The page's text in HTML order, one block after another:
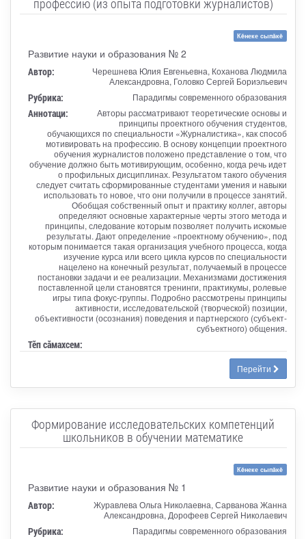
Кĕнеке сыпăкĕ
Развитие науки и образования № 2
Автор:
Черешнева Юлия Евгеньевна, Коханова Людмила
Александровна, Головко Сергей Бориэльевич
Рубрика: Парадигмы современного образования
Аннотаци:
Авторы рассматривают теоретические основы и
принципы проектного обучения студентов,
обучающихся по специальности «Журналистика», как способ
мотивировать на профессию. В основу концепции проектного
обучения журналистов положено представление о том, что
обучение должно быть мотивирующим, особенно, когда речь идет
о профильных дисциплинах. Результатом такого обучения
следует считать сформированные студентами умения и навыки
использовать то новое, что они получили в процессе занятий.
Обобщая собственный опыт и практику коллег, авторы
определяют основные характерные черты этого метода и
принципы, следование которым позволяет получить искомые
результаты. Дают определение «проектному обучению», под
которым понимается такая организация учебного процесса, когда
изучение курса или всего цикла курсов по специальности
нацелено на конечный результат, получаемый в процессе
постановки задачи и ее реализации. Механизмами достижения
поставленной цели становятся тренинги, практикумы, ролевые
игры типа фокус-группы. Подробно рассмотрены принципы
активности, исследовательской (творческой) позиции,
объективности (осознания) поведения и партнерского (субъект-
субъектного) общения.
Тӗп сӑмахсем:
Перейти
Формирование исследовательских компетенций
школьников в обучении математике
Кĕнеке сыпăкĕ
Развитие науки и образования № 1
Автор:
Журавлева Ольга Николаевна, Сарванова Жанна
Александровна, Дорофеев Сергей Николаевич
Рубрика: Парадигмы современного образования